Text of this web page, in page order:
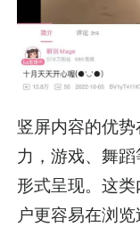
竖屏内容的优
力，游戏、舞
形式呈现。这
户更容易在浏